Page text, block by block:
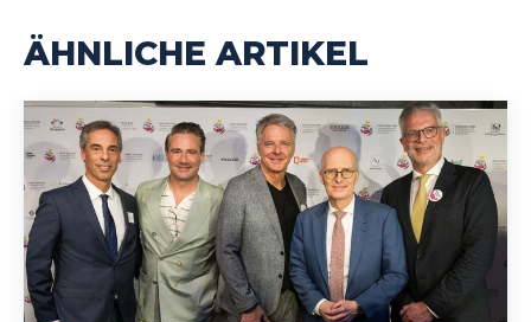
ÄHNLICHE ARTIKEL